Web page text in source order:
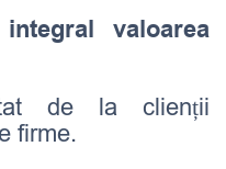
valoarea
de la clienții
firme.